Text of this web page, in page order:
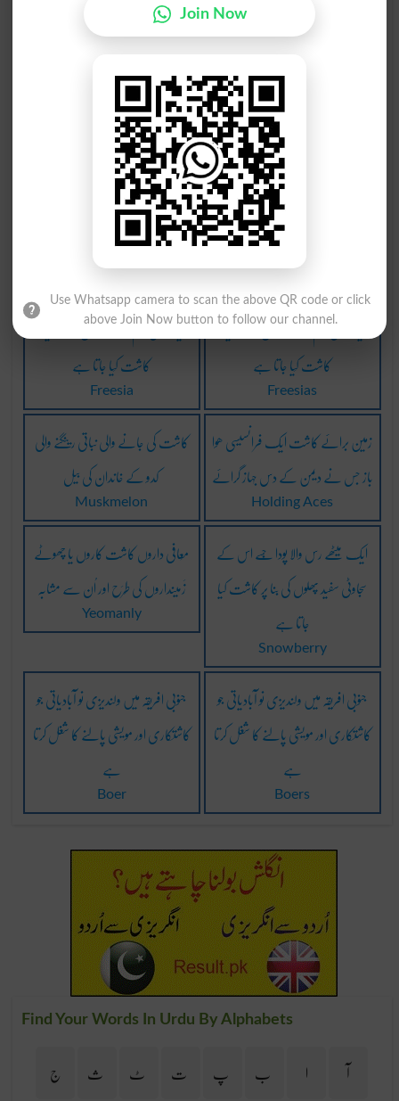
Leave Holding The Bag
Holding Up In Wash Floricultural
وہ کاشتکار جو بٹائی پر کاشت کرتا ہے
Metayer
اور اسے چارے کے لیے کاشت کیا
جاتا ہے
Teosinte
نئی قابل کاشت بنائی ہوئی زمین کا ٹکڑا نئی قابل کاشت بنائی ہوئی زمین کا ٹکڑا
یہ خاص قِسَم کے پھُولوں کے لِیے
کاشت کِیا جاتا ہے
Freesia
یہ خاص قِسَم کے پھُولوں کے لِیے
کاشت کِیا جاتا ہے
Freesias
کاشت کی جانے والی نباتی رینگنے والی
کدو کے خاندان کی بیل
Muskmelon
زمین برائے کاشت ایک فرانسیسی ھوا
باز جس نے دیمن کے دس جہاز گرائے
Holding Aces
مُعافی داروں کاشت کاروں یا چھوٹے
زَمینداروں کی طَرَح اور اُن سے مشابہ
Yeomanly
ایک میٹھے رس والا پودا جِسے اس کے
سجاوٹی سفید پھلوں کی بنا پر کاشت کیا
جاتا ہے
Snowberry
جنوبی افریقہ میں ولندیزی نو آبادیاتی جو
کاشتکاری اور مویشی پالنے کا شغل کرتا
ہے
Boer
جنوبی افریقہ میں ولندیزی نو آبادیاتی جو
کاشتکاری اور مویشی پالنے کا شغل کرتا
ہے
Boers
Find Your Words In Urdu By Alphabets
آ ا ب پ ت ٹ ث ج
Join Now
Use Whatsapp camera to scan the above QR code or click
above Join Now button to follow our channel.